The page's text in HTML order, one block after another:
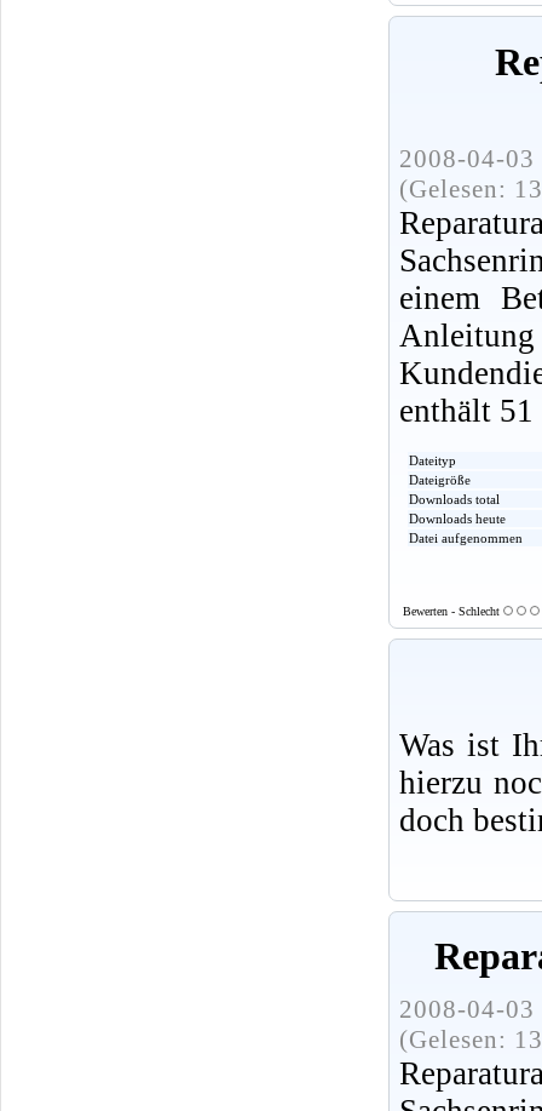
2008-04-
(Gelesen:
einem
enthält
Dateityp
Dateigröße
Downloads total
Downloads heute
Datei aufgenommen
Bewerten - Schlecht
Was ist
hierzu
doch
2008-04-
(Gelesen: